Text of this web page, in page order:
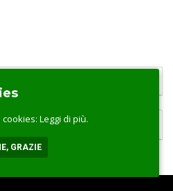
cookies: Leggi di più.
GRAZIE